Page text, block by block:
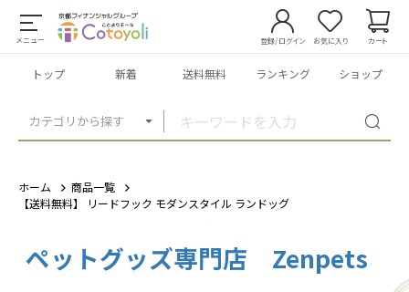
メニュー
カテゴリから探す
登録/ログイン お気に入り カート
トップ 新着 送料無料 ランキング ショップ
ホーム
商品一覧
【送料無料】 リードフック モダンスタイル ランドッグ
ペットグッズ専門店 Zenpets